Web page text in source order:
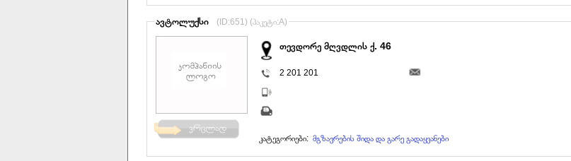
ავტოლუქსი (ID:651) (პაკეტი:A)
თევდორე მღვდლის ქ. 46
2 201 201
კატეგორიები: მგზავრების შიდა და გარე გადაყვანები